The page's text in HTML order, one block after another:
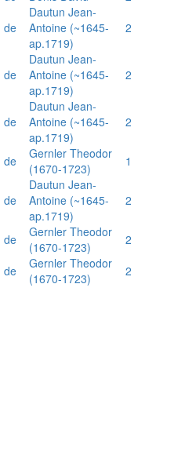
de
Dautun Jean-
Antoine (~1645-
ap.1719)
2
de
Dautun Jean-
Antoine (~1645-
ap.1719)
2
de
Dautun Jean-
Antoine (~1645-
ap.1719)
2
de
Gernler Theodor
(1670-1723)
1
de
Dautun Jean-
Antoine (~1645-
ap.1719)
2
de
Gernler Theodor
(1670-1723)
2
de
Gernler Theodor
(1670-1723)
2